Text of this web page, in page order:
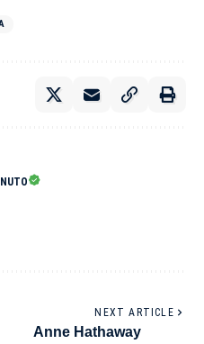
NEXT ARTICLE
Anne Hathaway